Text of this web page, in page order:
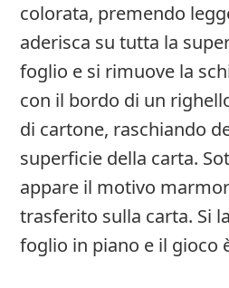
colorata, premendo
aderisca su tutta la
foglio e si rimuove la
con il bordo di un
di cartone, raschiando
superficie della carta.
appare il motivo
trasferito sulla carta. Si
foglio in piano e il gioco